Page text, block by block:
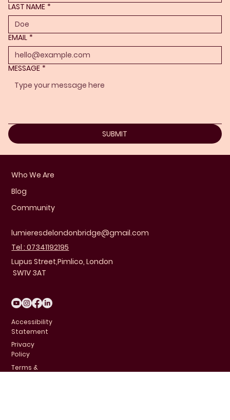
Who We Are
Blog
Community
lumieresdelondonbridge@gmail.com
Tel : 07341192195
Lupus Street,Pimlico, London
SW1V 3AT
LAST NAME *
EMAIL *
MESSAGE *
SUBMIT
Accessibility
Statement
Privacy
Policy
Terms &